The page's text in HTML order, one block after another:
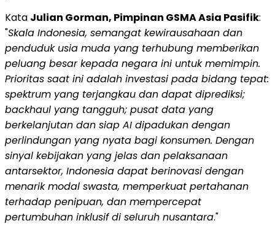
Kata Julian Gorman, Pimpinan GSMA Asia Pasifik:
"Skala Indonesia, semangat kewirausahaan dan
penduduk usia muda yang terhubung memberikan
peluang besar kepada negara ini untuk memimpin.
Prioritas saat ini adalah investasi pada bidang tepat:
spektrum yang terjangkau dan dapat diprediksi;
backhaul yang tangguh; pusat data yang
berkelanjutan dan siap AI dipadukan dengan
perlindungan yang nyata bagi konsumen. Dengan
sinyal kebijakan yang jelas dan pelaksanaan
antarsektor, Indonesia dapat berinovasi dengan
menarik modal swasta, memperkuat pertahanan
terhadap penipuan, dan mempercepat
pertumbuhan inklusif di seluruh nusantara."